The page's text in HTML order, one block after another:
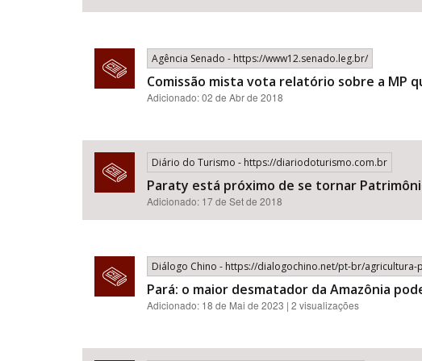
Agência Senado - https://www12.senado.leg.br/
Comissão mista vota relatório sobre a MP
Adicionado: 02 de Abr de 2018
Diário do Turismo - https://diariodoturismo.com.br
Paraty está próximo de se tornar
Adicionado: 17 de Set de 2018
Diálogo Chino - https://dialogochino.net/pt-br/agricultura-
Pará: o maior desmatador da Amazônia
Adicionado: 18 de Mai de 2023 | 2 visualizações